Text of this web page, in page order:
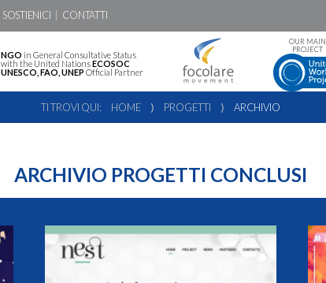
SOSTIENICI CONTATTI
NGO in General Consultative Status
with the United NationsECOSOC
UNESCO, FAO, UNEP Official Partner
OUR MAIN
PROJECT
TI TROVI QUI: HOME ⟩ PROGETTI ⟩ ARCHIVIO
ARCHIVIO PROGETTI CONCLUSI